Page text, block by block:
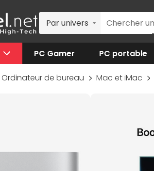
Par univers
PC Gamer PC portable
Ordinateur de bureau Mac et iMac